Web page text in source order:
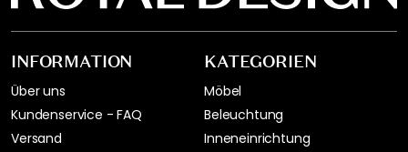
INFORMATION
Über uns
Kundenservice - FAQ
Versand
KATEGORIEN
Möbel
Beleuchtung
Inneneinrichtung